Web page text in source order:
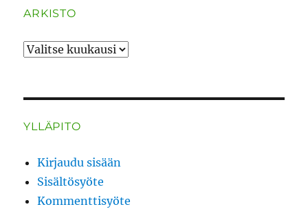
ARKISTO
ARKISTO
YLLÄPITO
Kirjaudu sisään
Sisältösyöte
Kommenttisyöte